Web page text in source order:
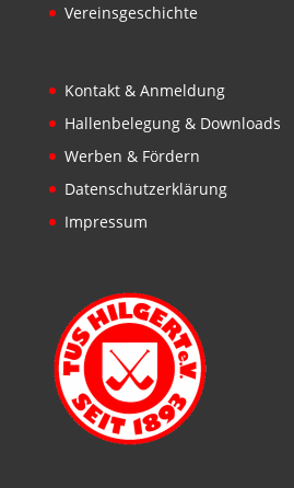
Vereinsgeschichte
Kontakt & Anmeldung
Hallenbelegung & Downloads
Werben & Fördern
Datenschutzerklärung
Impressum